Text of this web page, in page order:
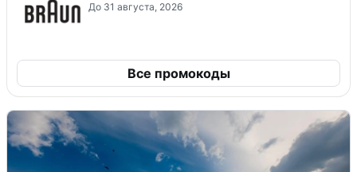
До 31 августа, 2026
Все промокоды